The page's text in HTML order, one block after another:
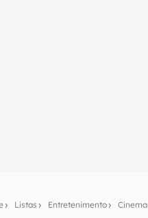
Listas Entretenimento Cinema